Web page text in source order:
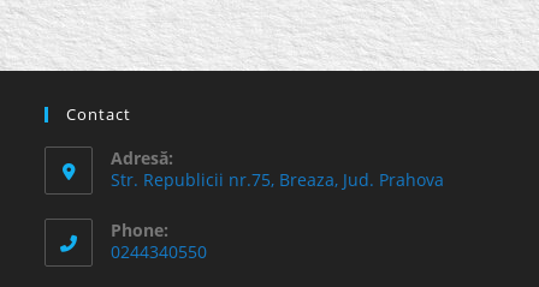
Contact
Adresă:
Str. Republicii nr.75, Breaza, Jud. Prahova
Phone:
0244340550